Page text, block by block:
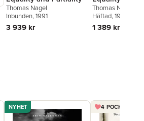
Thomas Nagel
Inbunden, 1991
3 939 kr
Thomas Nagel
Häftad, 1995
1 389 kr
NYHET 4 POCKET FÖR